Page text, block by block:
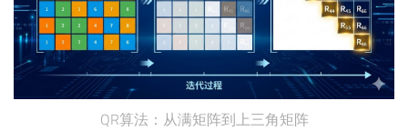
QR算法：从满矩阵到上三角矩阵